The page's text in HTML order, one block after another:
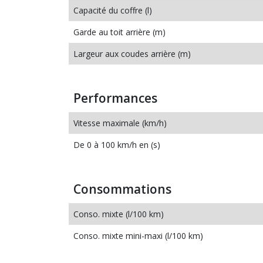
Capacité du coffre (l)
Garde au toit arrière (m)
Largeur aux coudes arrière (m)
Performances
Vitesse maximale (km/h)
De 0 à 100 km/h en (s)
Consommations
Conso. mixte (l/100 km)
Conso. mixte mini-maxi (l/100 km)